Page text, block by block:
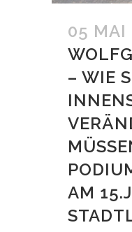
05 MAI
– WIE
AM